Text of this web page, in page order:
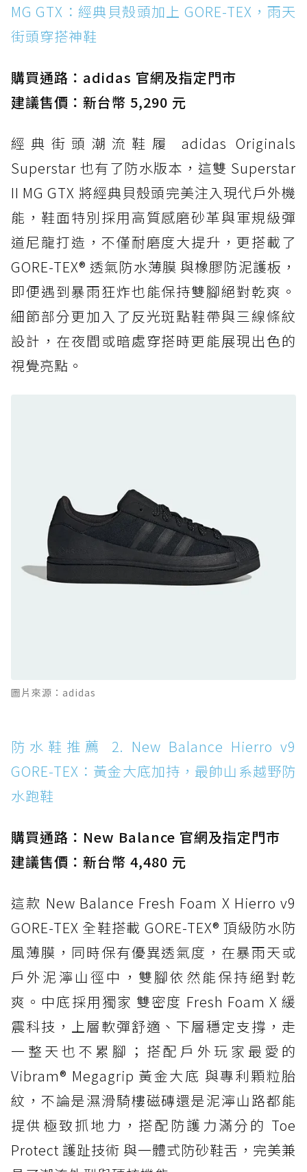
頭穿搭神鞋
防水鞋推薦 2. New Balance Hierro v9 GORE-
防水鞋推薦 3. Nike Dunk Low GORE-TEX：
經典 Dunk 輪廓加上防水科技，雨天穿搭帥度不
打折
防水鞋推薦 4. ASICS TRABUCO 14 GTX：搭
載 GORE-TEX 隱形貼合科技，全方位防水神鞋
防水鞋推薦 5. Salomon XT-6 GORE-TEX：潮
人必備山系鞋王！防滑、防水與街頭顏值一次攻
頂
防水鞋推薦 6. HOKA Stinson Evo GTX：越野
復刻厚底，GORE-TEX 防水與增高神器一次滿
防水鞋推薦 7. Timberland Motion Access：
黃靴同級頂級防水，輕量化工裝健走鞋雨天必備
防水鞋推薦 7. Timberland Motion Access：
黃靴同級頂級防水，輕量化工裝健走鞋雨天必備
防水鞋推薦 10. PUMA Voyage NITRO™ 4
GORE-TEX：氮氣中底注入，回彈與防滑兼具的
全天候越野跑鞋
防水鞋推薦 11. On Cloudhorizon 2 WP：腳
感軟彈、搭載 Missiongrip™ 的防水輕越野鞋
Boot：馬汀首款雨靴登場，經典八孔加上全防
防水鞋推薦 14. SKECHERS BADGER
WATERPROOF：一踩即穿懶人神器！搭載固特
異大底與全防水厚底健走鞋
防水鞋推薦 15. Brooks Cascadia 19 GTX：注
MG GTX：經典貝殼頭加上 GORE-TEX，雨天
街頭穿搭神鞋
購買通路：adidas 官網及指定門市
建議售價：新台幣 5,290 元
經典街頭潮流鞋履 adidas Originals
Superstar 也有了防水版本，這雙 Superstar
II MG GTX 將經典貝殼頭完美注入現代戶外機
能，鞋面特別採用高質感磨砂革與軍規級彈
道尼龍打造，不僅耐磨度大提升，更搭載了
GORE-TEX® 透氣防水薄膜 與橡膠防泥護板，
即便遇到暴雨狂炸也能保持雙腳絕對乾爽。
細節部分更加入了反光斑點鞋帶與三線條紋
設計，在夜間或暗處穿搭時更能展現出色的
視覺亮點。
圖片來源：adidas
防水鞋推薦 2. New Balance Hierro v9
GORE-TEX：黃金大底加持，最帥山系越野防
水跑鞋
購買通路：New Balance 官網及指定門市
建議售價：新台幣 4,480 元
這款 New Balance Fresh Foam X Hierro v9
GORE-TEX 全鞋搭載 GORE-TEX® 頂級防水防
風薄膜，同時保有優異透氣度，在暴雨天或
戶外泥濘山徑中，雙腳依然能保持絕對乾
爽。中底採用獨家 雙密度 Fresh Foam X 緩
震科技，上層軟彈舒適、下層穩定支撐，走
一整天也不累腳；搭配戶外玩家最愛的
Vibram® Megagrip 黃金大底 與專利顆粒胎
紋，不論是濕滑騎樓磁磚還是泥濘山路都能
提供極致抓地力，搭配防護力滿分的 Toe
Protect 護趾技術 與一體式防砂鞋舌，完美兼